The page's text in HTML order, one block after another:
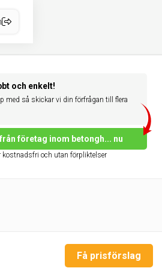
och enkelt!
med så skickar vi din förfrågan till flera
företag inom betongh... nu
kostnadsfri och utan förpliktelser
Få prisförslag